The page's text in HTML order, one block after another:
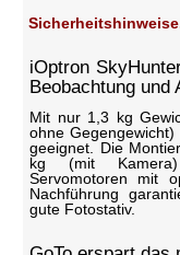
iOptron
Beobachtung und
Mit nur 1,3 kg
ohne
geeignet. Die
kg (mit Kamera)
Servomotoren mit
Nachführung
gute Fotostativ.